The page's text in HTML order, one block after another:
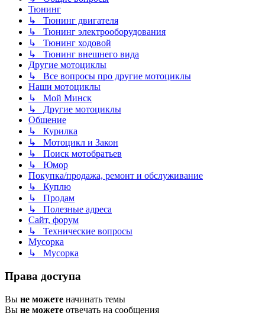
Тюнинг
↳ Тюнинг двигателя
↳ Тюнинг электрооборудования
↳ Тюнинг ходовой
↳ Тюнинг внешнего вида
Другие мотоциклы
↳ Все вопросы про другие мотоциклы
Наши мотоциклы
↳ Мой Минск
↳ Другие мотоциклы
Общение
↳ Курилка
↳ Мотоцикл и Закон
↳ Поиск мотобратьев
↳ Юмор
Покупка/продажа, ремонт и обслуживание
↳ Куплю
↳ Продам
↳ Полезные адреса
Сайт, форум
↳ Технические вопросы
Мусорка
↳ Мусорка
Права доступа
Вы не можете начинать темы
Вы не можете отвечать на сообщения